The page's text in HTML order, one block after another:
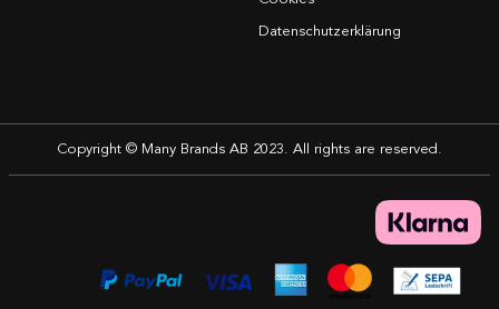
Datenschutzerklärung
Copyright © Many Brands AB 2023. All rights are reserved.